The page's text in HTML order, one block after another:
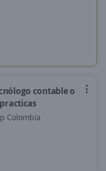
contable o
Colombia